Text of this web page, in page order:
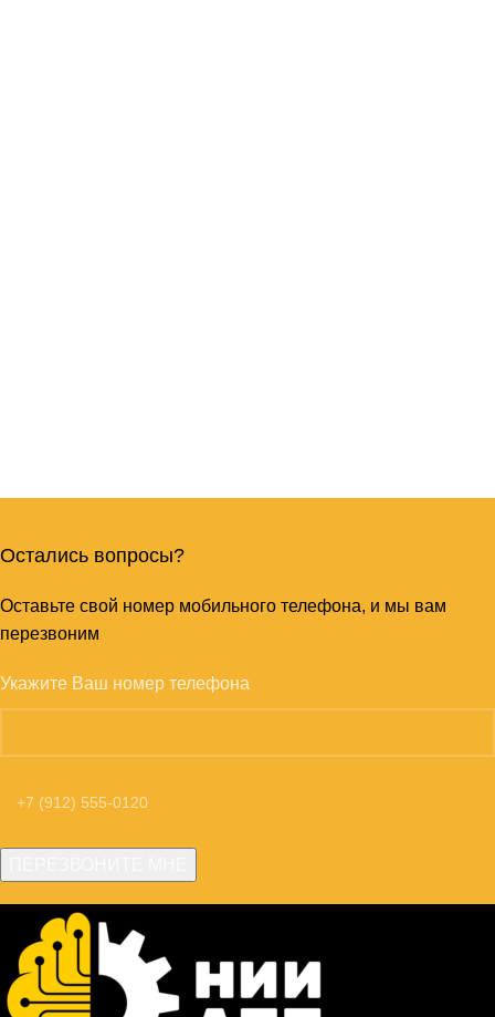
Остались вопросы?
Оставьте свой номер мобильного телефона, и мы вам
перезвоним
Укажите Ваш номер телефона